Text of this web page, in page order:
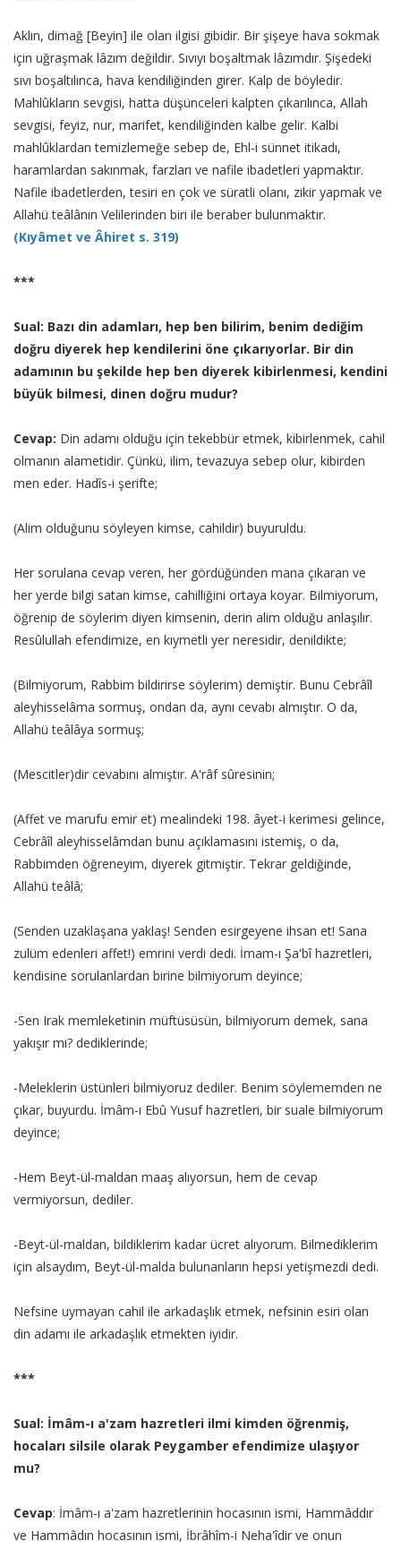
Aklın, dimağ [Beyin] ile olan ilgisi gibidir. Bir şişeye hava sokmak
için uğraşmak lâzım değildir. Sıvıyı boşaltmak lâzımdır. Şişedeki
sıvı boşaltılınca, hava kendiliğinden girer. Kalp de böyledir.
Mahlûkların sevgisi, hatta düşünceleri kalpten çıkarılınca, Allah
sevgisi, feyiz, nur, marifet, kendiliğinden kalbe gelir. Kalbi
mahlûklardan temizlemeğe sebep de, Ehl-i sünnet itikadı,
haramlardan sakınmak, farzları ve nafile ibadetleri yapmaktır.
Nafile ibadetlerden, tesiri en çok ve süratli olanı, zikir yapmak ve
Allahü teâlânın Velilerinden biri ile beraber bulunmaktır.
(Kıyâmet ve Âhiret s. 319)
***
Sual: Bazı din adamları, hep ben bilirim, benim dediğim
doğru diyerek hep kendilerini öne çıkarıyorlar. Bir din
adamının bu şekilde hep ben diyerek kibirlenmesi, kendini
büyük bilmesi, dinen doğru mudur?
Cevap: Din adamı olduğu için tekebbür etmek, kibirlenmek, cahil
olmanın alametidir. Çünkü, ilim, tevazuya sebep olur, kibirden
men eder. Hadîs-i şerifte;
(Alim olduğunu söyleyen kimse, cahildir) buyuruldu.
Her sorulana cevap veren, her gördüğünden mana çıkaran ve
her yerde bilgi satan kimse, cahilliğini ortaya koyar. Bilmiyorum,
öğrenip de söylerim diyen kimsenin, derin alim olduğu anlaşılır.
Resûlullah efendimize, en kıymetli yer neresidir, denildikte;
(Bilmiyorum, Rabbim bildirirse söylerim) demiştir. Bunu Cebrâîl
aleyhisselâma sormuş, ondan da, aynı cevabı almıştır. O da,
Allahü teâlâya sormuş;
(Mescitler)dir cevabını almıştır. A'râf sûresinin;
(Affet ve marufu emir et) mealindeki 198. âyet-i kerimesi gelince,
Cebrâîl aleyhisselâmdan bunu açıklamasını istemiş, o da,
Rabbimden öğreneyim, diyerek gitmiştir. Tekrar geldiğinde,
Allahü teâlâ;
(Senden uzaklaşana yaklaş! Senden esirgeyene ihsan et! Sana
zulüm edenleri affet!) emrini verdi dedi. İmam-ı Şa'bî hazretleri,
kendisine sorulanlardan birine bilmiyorum deyince;
-Sen Irak memleketinin müftüsüsün, bilmiyorum demek, sana
yakışır mı? dediklerinde;
-Meleklerin üstünleri bilmiyoruz dediler. Benim söylememden ne
çıkar, buyurdu. İmâm-ı Ebû Yusuf hazretleri, bir suale bilmiyorum
deyince;
-Hem Beyt-ül-maldan maaş alıyorsun, hem de cevap
vermiyorsun, dediler.
-Beyt-ül-maldan, bildiklerim kadar ücret alıyorum. Bilmediklerim
için alsaydım, Beyt-ül-malda bulunanların hepsi yetişmezdi dedi.
Nefsine uymayan cahil ile arkadaşlık etmek, nefsinin esiri olan
din adamı ile arkadaşlık etmekten iyidir.
***
Sual: İmâm-ı a'zam hazretleri ilmi kimden öğrenmiş,
hocaları silsile olarak Peygamber efendimize ulaşıyor
mu?
Cevap: İmâm-ı a'zam hazretlerinin hocasının ismi, Hammâddır
ve Hammâdın hocasının ismi, İbrâhîm-i Neha'îdir ve onun